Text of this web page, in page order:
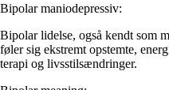
Bipolar maniodepressiv:
Bipolar lidelse, også kendt som
føler sig ekstremt opstemte,
terapi og livsstilsændringer.